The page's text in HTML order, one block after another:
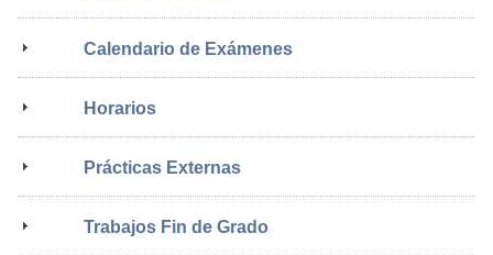
Calendario de Exámenes
Horarios
Prácticas Externas
Trabajos Fin de Grado